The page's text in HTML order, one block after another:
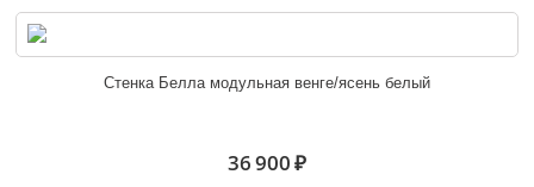
Стенка Белла модульная венге/ясень белый
36 900 ₽